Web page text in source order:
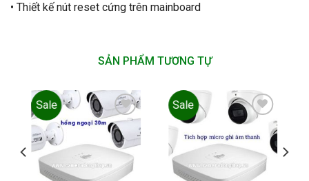
• Thiết kế nút reset cứng trên mainboard
SẢN PHẨM TƯƠNG TỰ
Sale
Add to
wishlist
Sale
Add to
wishlist